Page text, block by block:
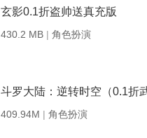
玄影0.1折盗帅送真充版
430.2 MB | 角色扮演
斗罗大陆：逆转时空（0.1折
409.94M | 角色扮演